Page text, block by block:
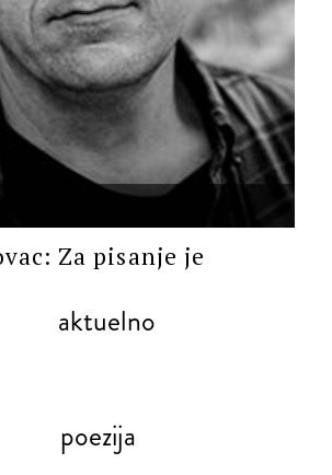
Za pisanje je
aktuelno
poezija